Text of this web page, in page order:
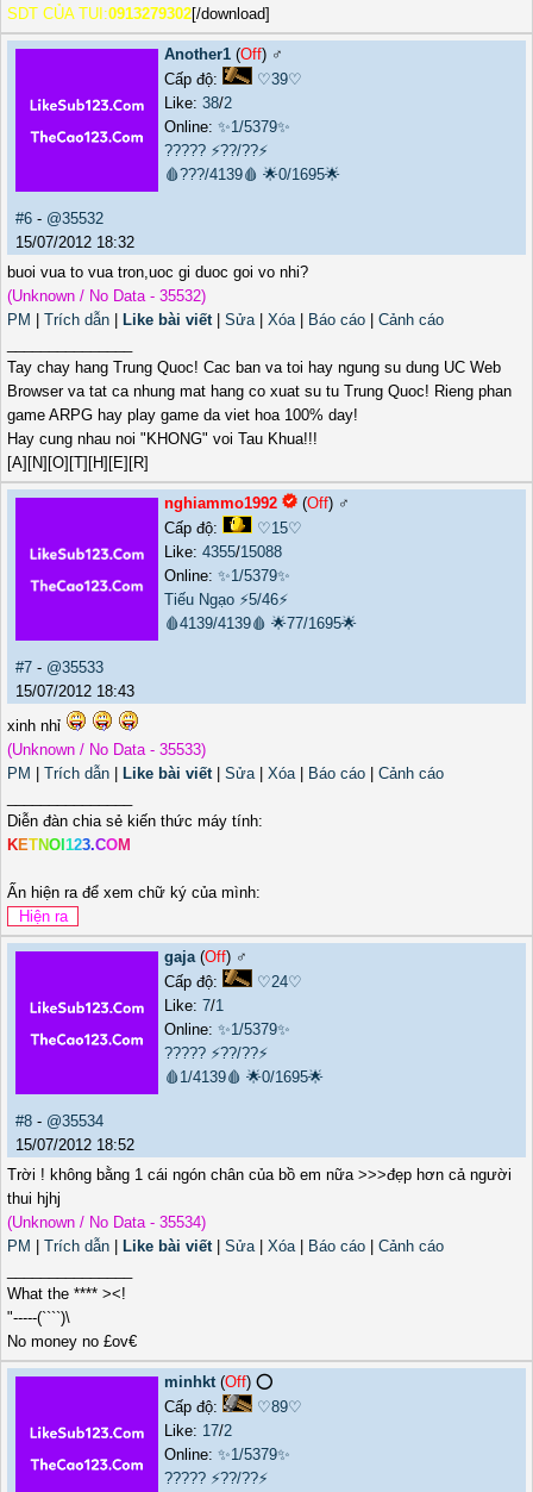
SDT CỦA TUI:0913279302[/download]
Another1 (Off) ♂️
Cấp độ:
♡39♡
Like: 38/2
Online: ✨1/5379✨
????? ⚡??/??⚡
🩸???/4139🩸 🌟0/1695🌟
#6 - @35532
15/07/2012 18:32
buoi vua to vua tron,uoc gi duoc goi vo nhi?
(Unknown / No Data - 35532)
PM
Trích dẫn Like bài viết| Sửa| Xóa| Báo cáo
Cảnh cáo
Tay chay hang Trung Quoc! Cac ban va toi hay ngung su dung UC Web
Browser va tat ca nhung mat hang co xuat su tu Trung Quoc! Rieng phan
game ARPG hay play game da viet hoa 100% day!
Hay cung nhau noi "KHONG" voi Tau Khua!!!
[A][N][O][T][H][E][R]
nghiammo1992 (Off) ♂️
Cấp độ:
♡15♡
Like: 4355/15088
Online: ✨1/5379✨
Tiếu Ngạo ⚡5/46⚡
🩸4139/4139🩸 🌟77/1695🌟
#7 - @35533
15/07/2012 18:43
xinh nhỉ
(Unknown / No Data - 35533)
PM
Trích dẫn Like bài viết| Sửa| Xóa| Báo cáo
Cảnh cáo
Diễn đàn chia sẻ kiến thức máy tính:
KETNO 123.COM
Ấn hiện ra để xem chữ ký của mình:
gaja(Off) ♂️
Cấp độ:
♡24♡
Like: 7/1
Online: ✨1/5379✨
????? ⚡??/??⚡
🩸1/4139🩸 🌟0/1695🌟
#8 - @35534
15/07/2012 18:52
Trời ! không bằng 1 cái ngón chân của bồ em nữa >>>đẹp hơn cả người
thui hjhj
(Unknown / No Data - 35534)
PM
Trích dẫn Like bài viết| Sửa| Xóa| Báo cáo
Cảnh cáo
What the **** ><!
"-----(````)\
No money no £ov€
minhkt(Off) ⭕️
Cấp độ:
♡89♡
Like: 17/2
Online: ✨1/5379✨
????? ⚡??/??⚡